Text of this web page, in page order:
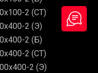
2 (СТ)
2 (Э)
2 (Б)
2 (СТ)
2 (Э)